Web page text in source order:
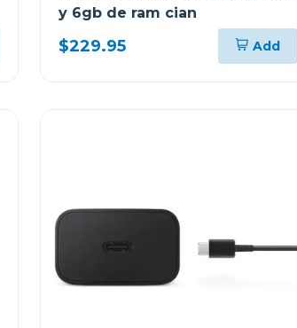
y 6gb de ram cian
$229.95 Add